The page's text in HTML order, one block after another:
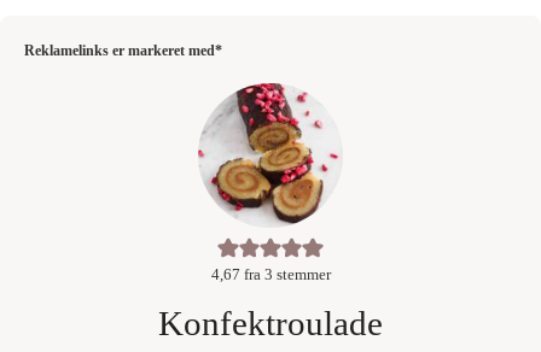
Reklamelinks er markeret med*
4,67 fra 3 stemmer
Konfektroulade